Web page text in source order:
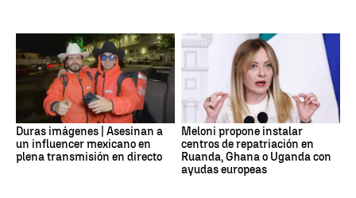
Duras imágenes | Asesinan a
un influencer mexicano en
plena transmisión en directo
Meloni propone instalar
centros de repatriación en
Ruanda, Ghana o Uganda con
ayudas europeas